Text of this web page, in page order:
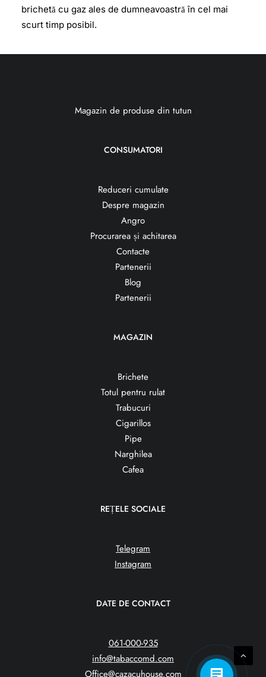
brichetă cu gaz ales de dumneavoastră în cel mai
scurt timp posibil.
Magazin de produse din tutun
CONSUMATORI
Reduceri cumulate
Despre magazin
Angro
Procurarea și achitarea
Contacte
Partenerii
Blog
Partenerii
MAGAZIN
Brichete
Totul pentru rulat
Trabucuri
Cigarillos
Pipe
Narghilea
Cafea
REȚELE SOCIALE
Telegram
Instagram
DATE DE CONTACT
061-000-935
info@tabaccomd.com
Office@cazacuhouse.com